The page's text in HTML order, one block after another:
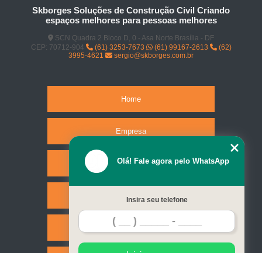
Skborges Soluções de Construção Civil Criando
espaços melhores para pessoas melhores
SCN Quadra 2 Bloco D, 0 - Asa Norte Brasília - DF
CEP: 70712-904
(61) 3253-7673 (61) 99167-2613
(62)
3995-4621
sergio@skborges.com.br
Home
Empresa
Missão
Serviços
Contato
Olá! Fale agora pelo WhatsApp
Insira seu telefone